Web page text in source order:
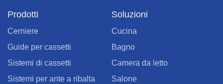
Prodotti
Cerniere
Guide per cassetti
Sistemi di cassetti
Sistemi per ante a ribalta
Soluzioni
Cucina
Bagno
Camera da letto
Salone